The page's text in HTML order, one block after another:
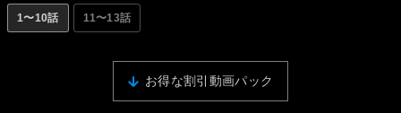
1〜10話 11〜13話
お得な割引動画パック